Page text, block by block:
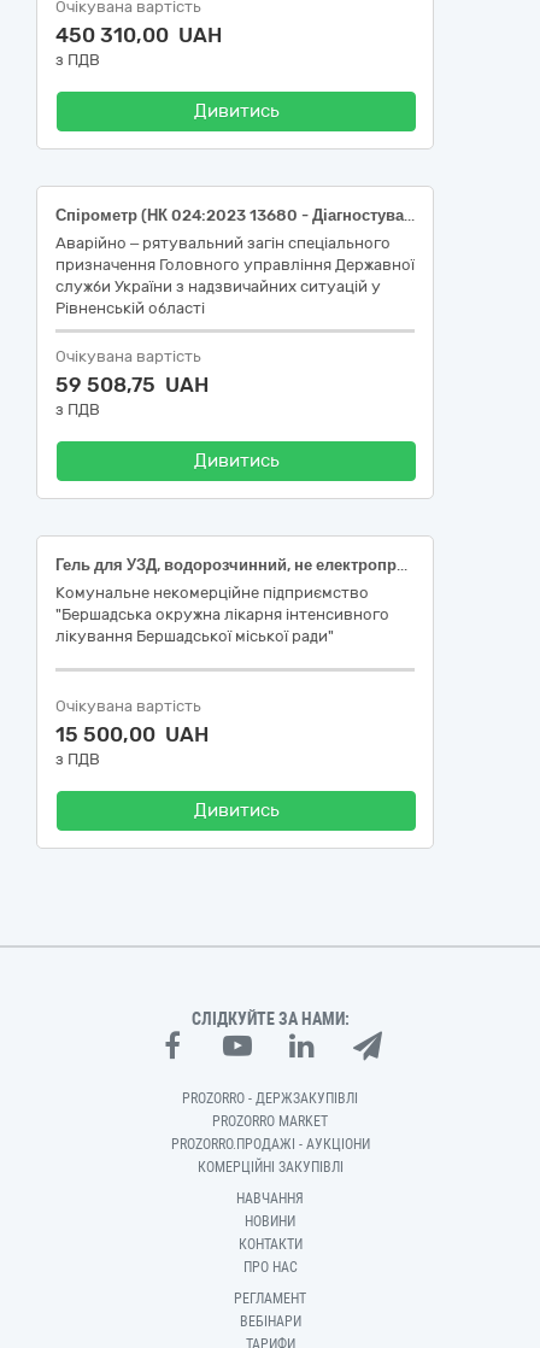
Очікувана вартість
450 310,00 UAH
з ПДВ
Дивитись
Спірометр (НК 024:2023 13680 - Діагностувальний спірометр; НК 031:2024 Z12150101 - КЛІНІЧНІ/ДІАГНОСТИЧНІ СПІРОМЕТРИ)
Аварійно – рятувальний загін спеціального
призначення Головного управління Державної
служби України з надзвичайних ситуацій у
Рівненській області
Очікувана вартість
59 508,75 UAH
з ПДВ
Дивитись
Гель для УЗД, водорозчинний, не електропровідний, 5000 мл; Тести швидкі для контролю якості: смуги індикаторні 4 класу, фізичний контроль парової стерилізації (зовні упаковки), критерії 121/20 °C/хв., розмір 35×10×1 мм; Швидкий тест на 3 наркотики (MDPV1000/α-PVP1000/MCAT500) для визначення в сечі, №1; Швидкий тест на мефедрон (MEP) в сечі, тест-смужка
Комунальне некомерційне підприємство
"Бершадська окружна лікарня інтенсивного
лікування Бершадської міської ради"
Очікувана вартість
15 500,00 UAH
з ПДВ
Дивитись
СЛІДКУЙТЕ ЗА НАМИ:
PROZORRO - ДЕРЖЗАКУПІВЛІ
PROZORRO MARKET
PROZORRO.ПРОДАЖІ - АУКЦІОНИ
КОМЕРЦІЙНІ ЗАКУПІВЛІ
НАВЧАННЯ
НОВИНИ
КОНТАКТИ
ПРО НАС
РЕГЛАМЕНТ
ВЕБІНАРИ
ТАРИФИ